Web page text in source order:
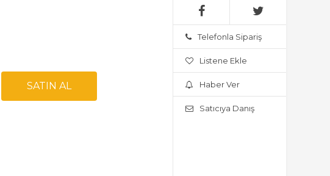
Telefonla Sipariş
Listene Ekle
Haber Ver
Satıcıya Danış